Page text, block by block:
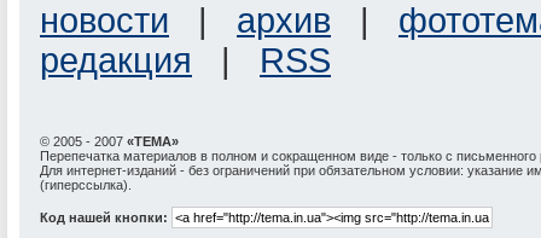
новости | архив |
редакция | RSS
© 2005 - 2007 «ТЕМА»
Перепечатка материалов в полном и сокращенном виде - только с
Для интернет-изданий - без ограничений при обязательном условии: указание
(гиперссылка).
Код нашей кнопки: